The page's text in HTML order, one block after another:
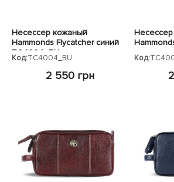
Несессер кожаный
Hammonds Flycatcher синий
TC4004_BU
Код:TC4004_BU
2 550 грн
Код: